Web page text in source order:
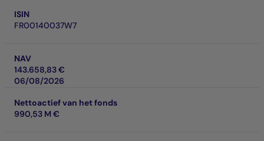
ISIN
FR00140037W7
NAV
143.658,83 €
06/08/2026
Nettoactief van het fonds
990,53 M €